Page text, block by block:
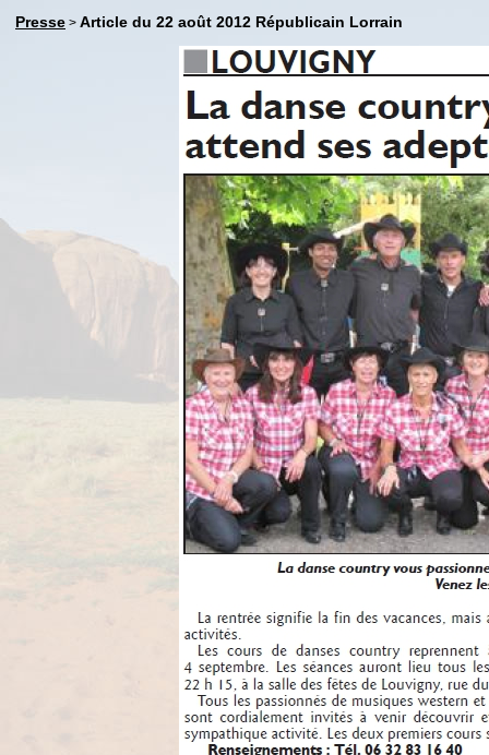
Presse > Article du 22 août 2012 Républicain Lorrain